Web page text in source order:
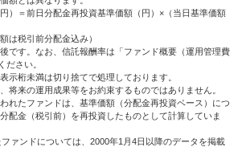
）＝前日分配金再投資基準価額（円）×（当日基準価額
は税引前分配金込み）
です。なお、信託報酬率は「ファンド概要（運用管理費
ださい。
示桁未満は切り捨てで処理しております。
将来の運用成果等をお約束するものではありません。
れたファンドは、基準価額（分配金再投資ベース）につ
配金（税引前）を再投資したものとして計算していま
ァンドについては、2000年1月4日以降のデータを掲載